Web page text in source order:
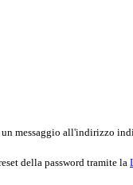
messaggio all'indirizzo
della password tramite la